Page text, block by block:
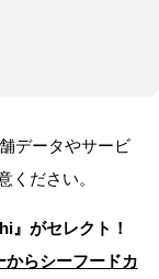
データやサービ
ください。
』がセレクト！
からシーフードカ